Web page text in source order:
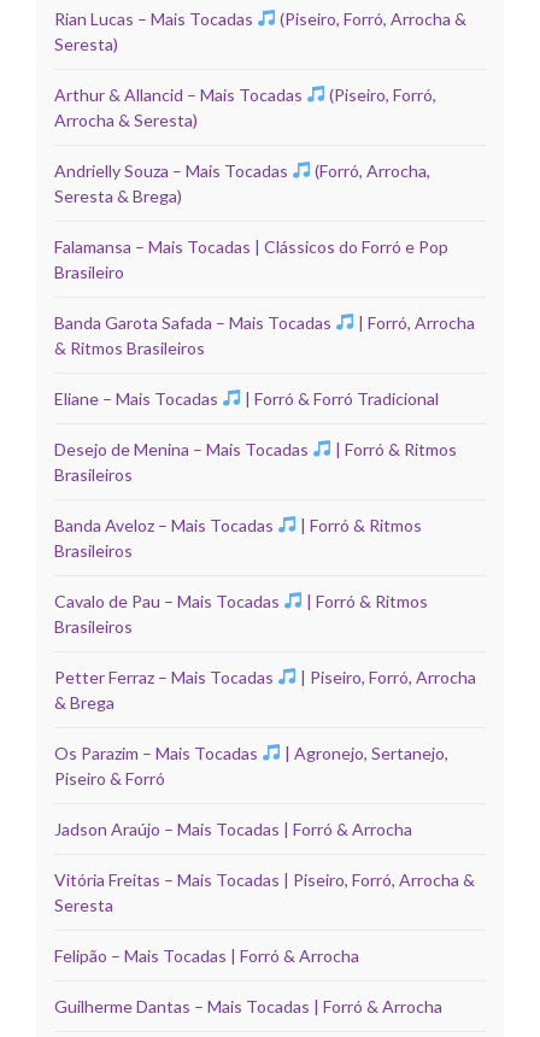
Rian Lucas – Mais Tocadas
(Piseiro, Forró, Arrocha &
Seresta)
Arthur & Allancid – Mais Tocadas
(Piseiro, Forró,
Arrocha & Seresta)
Andrielly Souza – Mais Tocadas
(Forró, Arrocha,
Seresta & Brega)
Falamansa – Mais Tocadas | Clássicos do Forró e Pop
Brasileiro
Banda Garota Safada – Mais Tocadas
| Forró, Arrocha
& Ritmos Brasileiros
Eliane – Mais Tocadas | Forró & Forró Tradicional
Desejo de Menina – Mais Tocadas
| Forró & Ritmos
Brasileiros
Banda Aveloz – Mais Tocadas
| Forró & Ritmos
Brasileiros
Cavalo de Pau – Mais Tocadas
| Forró & Ritmos
Brasileiros
Petter Ferraz – Mais Tocadas
| Piseiro, Forró, Arrocha
& Brega
Os Parazim – Mais Tocadas
| Agronejo, Sertanejo,
Piseiro & Forró
Jadson Araújo – Mais Tocadas | Forró & Arrocha
Vitória Freitas – Mais Tocadas | Piseiro, Forró, Arrocha &
Seresta
Felipão – Mais Tocadas | Forró & Arrocha
Guilherme Dantas – Mais Tocadas | Forró & Arrocha